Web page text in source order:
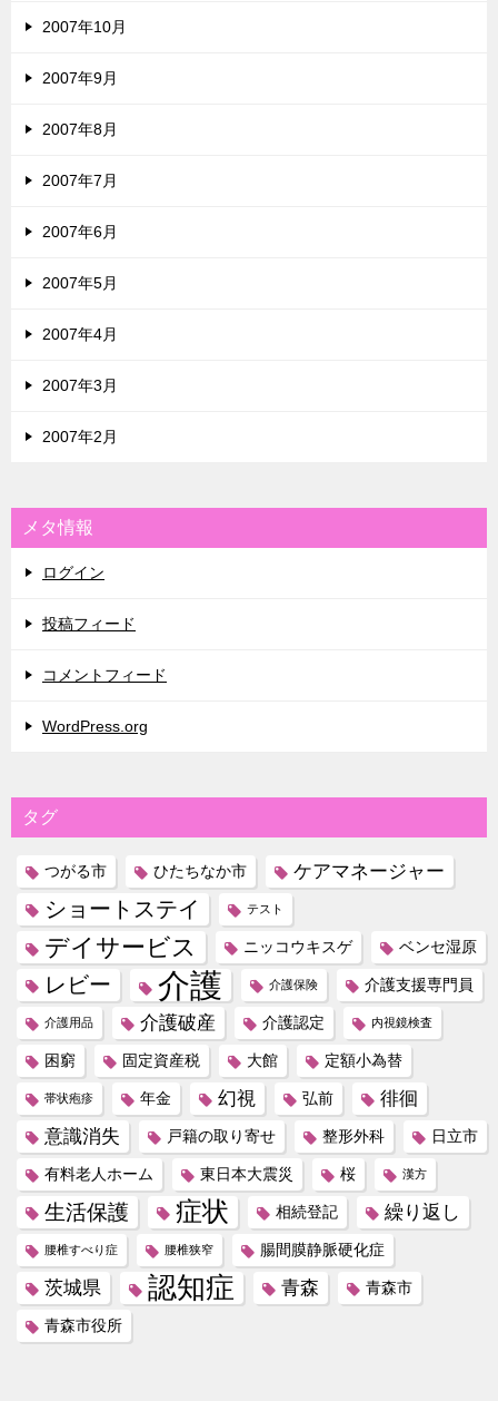
2007年10月
2007年9月
2007年8月
2007年7月
2007年6月
2007年5月
2007年4月
2007年3月
2007年2月
メタ情報
ログイン
投稿フィード
コメントフィード
WordPress.org
タグ
つがる市 ひたちなか市 ケアマネージャー
ショートステイ テスト
デイサービス ニッコウキスゲ ベンセ湿原
レビー 介護 介護保険 介護支援専門員
介護用品 介護破産 介護認定 内視鏡検査
困窮 固定資産税 大館 定額小為替
帯状疱疹 年金 幻視 弘前
徘徊
意識消失
戸籍の取り寄せ 整形外科 日立市
有料老人ホーム 東日本大震災 桜 漢方
生活保護 症状 相続登記 繰り返し
腰椎すべり症 腰椎狭窄 腸間膜静脈硬化症
茨城県 認知症 青森 青森市
青森市役所